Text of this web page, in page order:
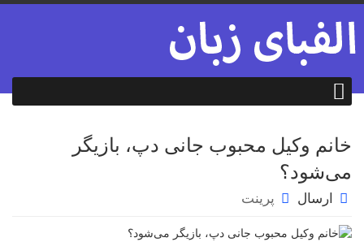
خانم وکیل محبوب جانی دپ، بازیگر
می‌شود؟
ارسال پرینت